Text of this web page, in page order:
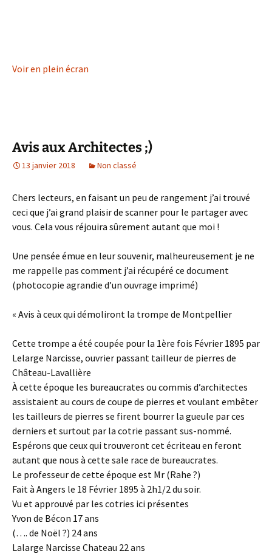
Voir en plein écran
Avis aux Architectes ;)
13 janvier 2018 Non classé
Chers lecteurs, en faisant un peu de rangement j’ai trouvé
ceci que j’ai grand plaisir de scanner pour le partager avec
vous. Cela vous réjouira sûrement autant que moi !
Une pensée émue en leur souvenir, malheureusement je ne
me rappelle pas comment j’ai récupéré ce document
(photocopie agrandie d’un ouvrage imprimé)
« Avis à ceux qui démoliront la trompe de Montpellier
Cette trompe a été coupée pour la 1ère fois Février 1895 par
Lelarge Narcisse, ouvrier passant tailleur de pierres de
Château-Lavallière
À cette époque les bureaucrates ou commis d’architectes
assistaient au cours de coupe de pierres et voulant embêter
les tailleurs de pierres se firent bourrer la gueule par ces
derniers et surtout par la cotrie passant sus-nommé.
Espérons que ceux qui trouveront cet écriteau en feront
autant que nous à cette sale race de bureaucrates.
Le professeur de cette époque est Mr (Rahe ?)
Fait à Angers le 18 Février 1895 à 2h1/2 du soir.
Vu et approuvé par les cotries ici présentes
Yvon de Bécon 17 ans
(…. de Noël ?) 24 ans
Lalarge Narcisse Chateau 22 ans